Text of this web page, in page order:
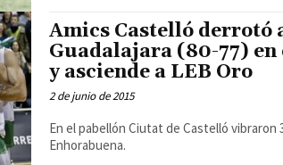
Amics Castelló derrotó
Guadalajara (80-77)
y asciende a LEB Oro
2 de junio de 2015
En el pabellón Ciutat de Castelló vibraron
Enhorabuena.